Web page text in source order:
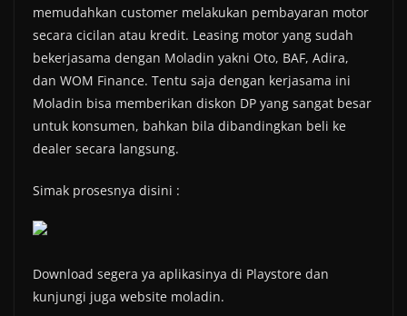
memudahkan customer melakukan pembayaran motor
secara cicilan atau kredit. Leasing motor yang sudah
bekerjasama dengan Moladin yakni Oto, BAF, Adira,
dan WOM Finance. Tentu saja dengan kerjasama ini
Moladin bisa memberikan diskon DP yang sangat besar
untuk konsumen, bahkan bila dibandingkan beli ke
dealer secara langsung.
Simak prosesnya disini :
Download segera ya aplikasinya di Playstore dan
kunjungi juga website moladin.